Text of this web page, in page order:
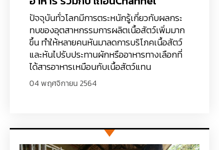
04 พฤศจิกายน 2564
ปัจจุบันทั่วโลกมีการตระหนักรู้เกี่ยวกับผลกระ
ทบของอุตสาหกรรมการผลิตเนื้อสัตว์เพิ่มมาก
ขึ้น ทำให้หลายคนหันมาลดการบริโภคเนื้อสัตว์
และหันไปรับประทานผักหรืออาหารทางเลือกที่
ได้สารอาหารเหมือนกับเนื้อสัตว์แทน